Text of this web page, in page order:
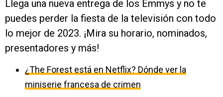
Llega una nueva entrega de los Emmys y no te
puedes perder la fiesta de la televisión con todo
lo mejor de 2023. ¡Mira su horario, nominados,
presentadores y más!
¿The Forest está en Netflix? Dónde ver la
miniserie francesa de crimen